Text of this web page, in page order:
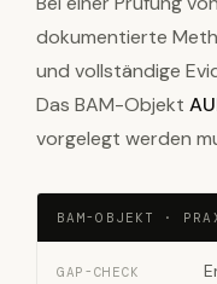
dokumentierte
und vollständige
Das BAM-Objekt
vorgelegt werden
BAM-OBJEKT ·
GAP-CHECK